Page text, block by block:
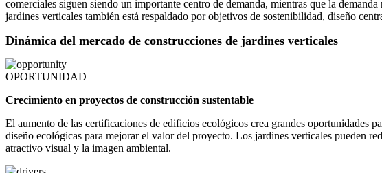
comerciales siguen siendo un importante centro de demanda, mientras que la
jardines verticales también está respaldado por objetivos de sostenibilidad, diseño
Dinámica del mercado de construcciones de jardines verticales
OPORTUNIDAD
Crecimiento en proyectos de construcción sustentable
El aumento de las certificaciones de edificios ecológicos crea grandes oportunidades
diseño ecológicas para mejorar el valor del proyecto. Los jardines verticales pueden
atractivo visual y la imagen ambiental.